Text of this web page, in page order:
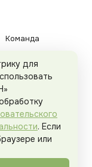
Команда
защищены.
для
. Если
или